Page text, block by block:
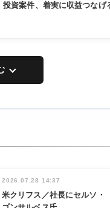
投資案件、着実に収益つなげ
念祝う 業界
関係者ら220
人出席
2026.07.28 14:37
米クリフス／社長にセルソ・